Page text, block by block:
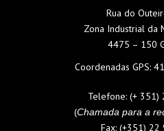
Rua do
Zona Industrial da
4475 – 150
Coordenadas GPS:
Telefone: (+ 351)
(Chamada para a
Fax: (+351) 22